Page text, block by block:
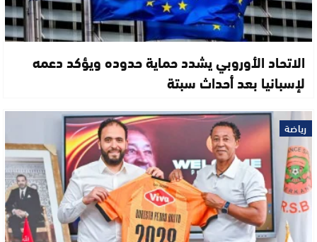
الاتحاد الأوروبي يشدد حماية حدوده ويؤكد دعمه
لإسبانيا بعد أحداث سبتة
رياضة